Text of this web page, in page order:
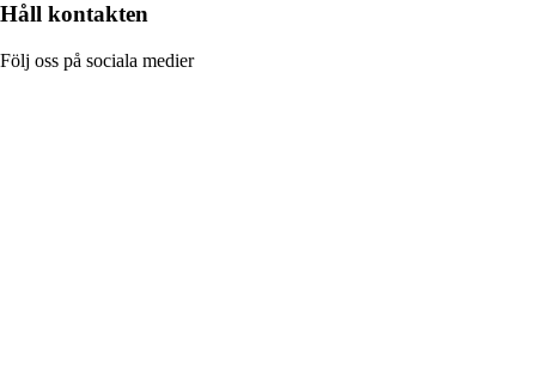
Håll kontakten
Följ oss på sociala medier